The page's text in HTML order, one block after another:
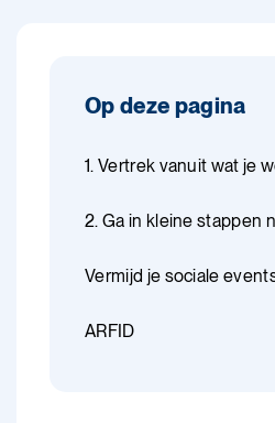
Op deze pagina
1. Vertrek vanuit wat je
2. Ga in kleine stappen
Vermijd je sociale
ARFID